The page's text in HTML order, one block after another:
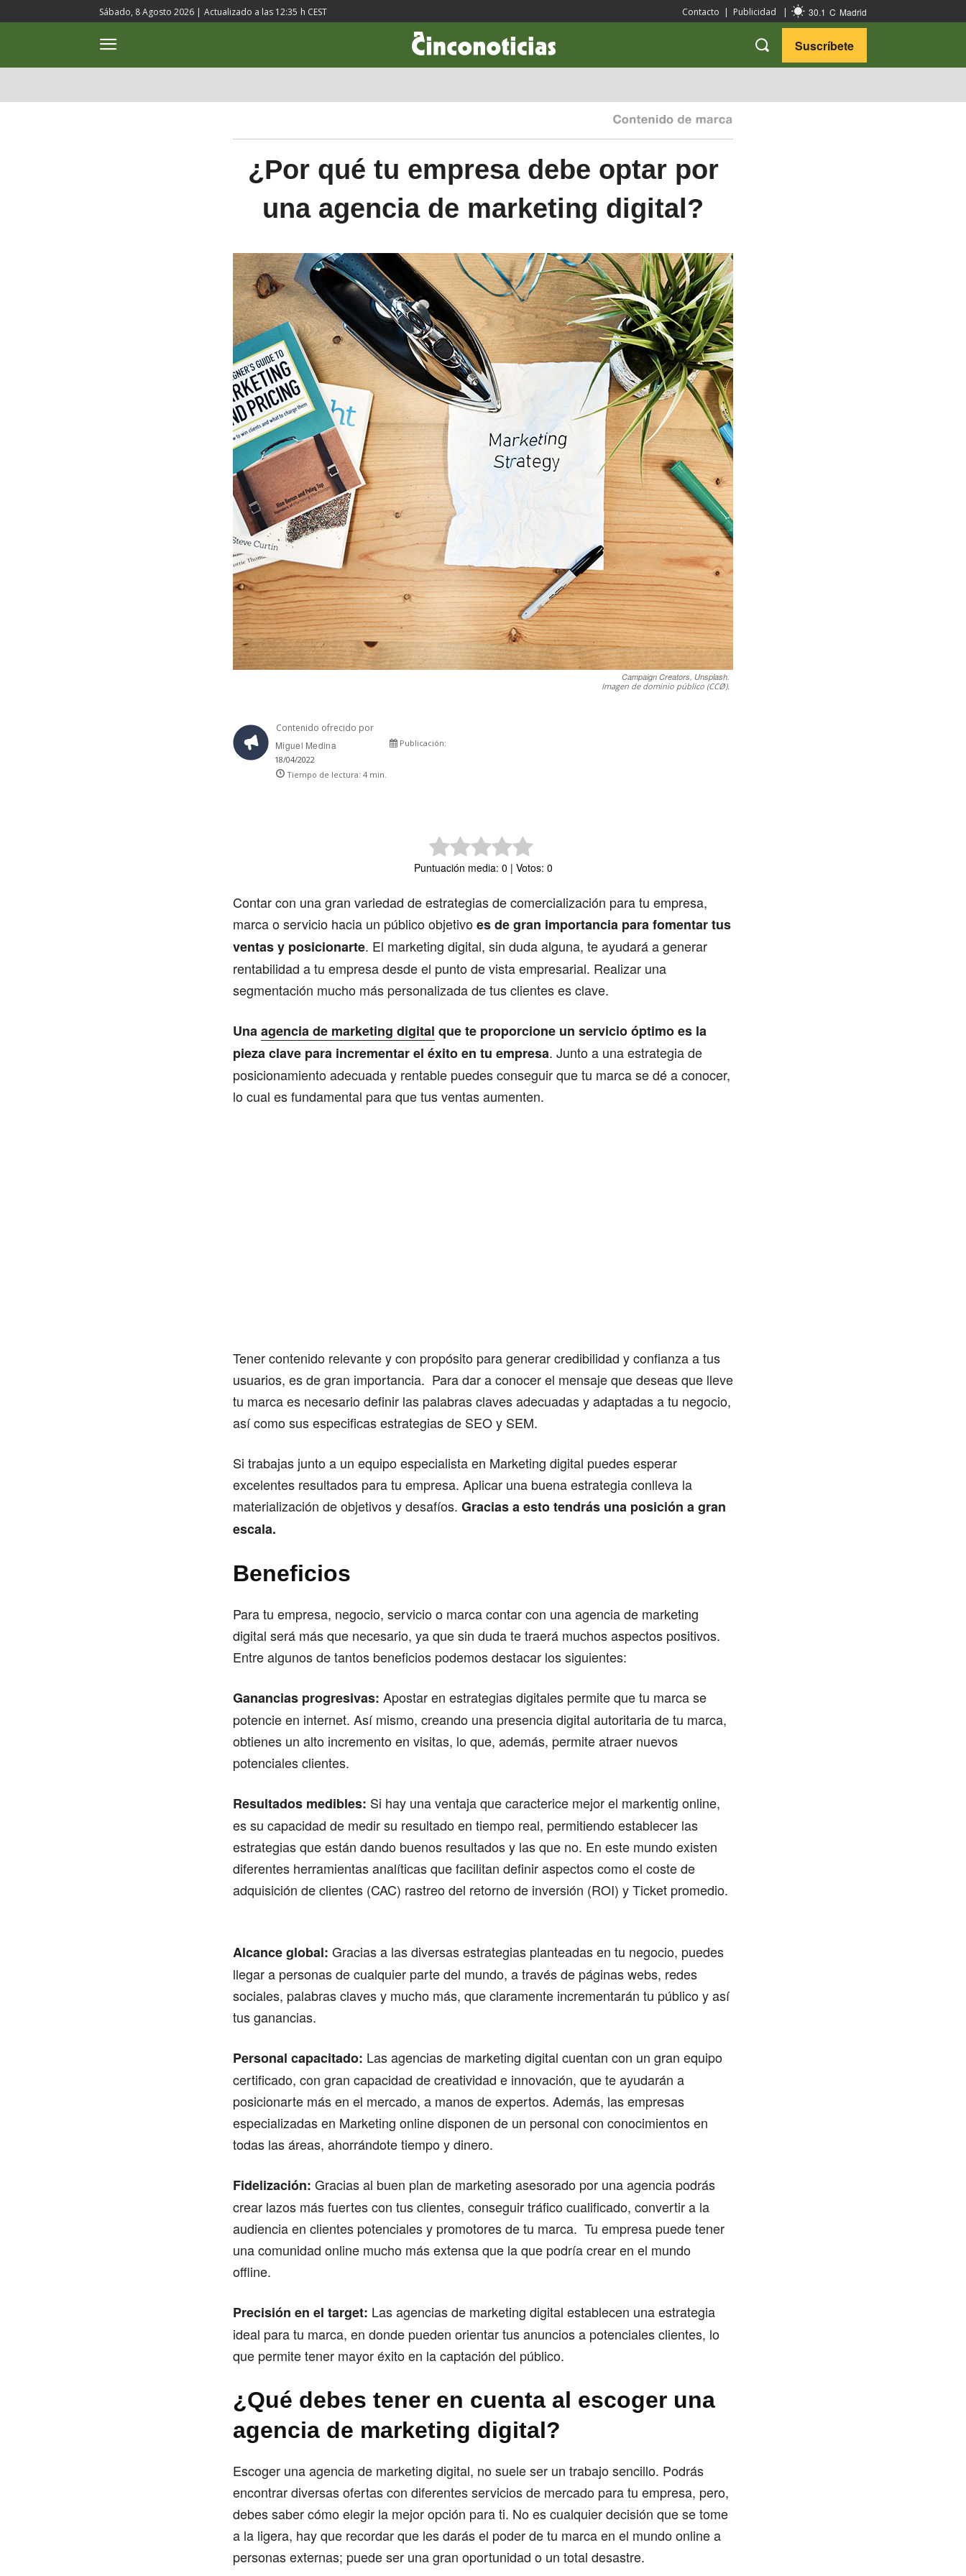
Sábado, 8 Agosto 2026 | Actualizado a las 12:35 h CEST Contacto | Publicidad | 30.1 C Madrid
Suscríbete
¿Por qué tu empresa debe optar por
una agencia de marketing digital?
Campaign Creators, Unsplash.
Imagen de dominio público (CCØ).
Contenido ofrecido por
Miguel Medina
Publicación:
18/04/2022
Tiempo de lectura: 4 min.
Puntuación media: 0 | Votos: 0
Contar con una gran variedad de estrategias de comercialización para tu empresa,
marca o servicio hacia un público objetivoes de gran importancia para fomentar tus
ventas y posicionarte. El marketing digital, sin duda alguna, te ayudará a generar
rentabilidad a tu empresa desde el punto de vista empresarial. Realizar una
segmentación mucho más personalizada de tus clientes es clave.
Unaagencia de marketing digital que te proporcione un servicio óptimo es la
pieza clave para incrementar el éxito en tu empresa. Junto a una estrategia de
posicionamiento adecuada y rentable puedes conseguir que tu marca se dé a conocer,
lo cual es fundamental para que tus ventas aumenten.
Tener contenido relevante y con propósito para generar credibilidad y confianza a tus
usuarios, es de gran importancia. Para dar a conocer el mensaje que deseas que lleve
tu marca es necesario definir las palabras claves adecuadas y adaptadas a tu negocio,
así como sus especificas estrategias de SEO y SEM.
Si trabajas junto a un equipo especialista en Marketing digital puedes esperar
excelentes resultados para tu empresa. Aplicar una buena estrategia conlleva la
materialización de objetivos y desafíos. Gracias a esto tendrás una posición a gran
escala.
Beneficios
Para tu empresa, negocio, servicio o marca contar con una agencia de marketing
digital será más que necesario, ya que sin duda te traerá muchos aspectos positivos.
Entre algunos de tantos beneficios podemos destacar los siguientes:
Ganancias progresivas: Apostar en estrategias digitales permite que tu marca se
potencie en internet. Así mismo, creando una presencia digital autoritaria de tu marca,
obtienes un alto incremento en visitas, lo que, además, permite atraer nuevos
potenciales clientes.
Resultados medibles: Si hay una ventaja que caracterice mejor el markentig online,
es su capacidad de medir su resultado en tiempo real, permitiendo establecer las
estrategias que están dando buenos resultados y las que no. En este mundo existen
diferentes herramientas analíticas que facilitan definir aspectos como el coste de
adquisición de clientes (CAC) rastreo del retorno de inversión (ROI) y Ticket promedio.
Alcance global: Gracias a las diversas estrategias planteadas en tu negocio, puedes
llegar a personas de cualquier parte del mundo, a través de páginas webs, redes
sociales, palabras claves y mucho más, que claramente incrementarán tu público y así
tus ganancias.
Personal capacitado: Las agencias de marketing digital cuentan con un gran equipo
certificado, con gran capacidad de creatividad e innovación, que te ayudarán a
posicionarte más en el mercado, a manos de expertos. Además, las empresas
especializadas en Marketing online disponen de un personal con conocimientos en
todas las áreas, ahorrándote tiempo y dinero.
Fidelización: Gracias al buen plan de marketing asesorado por una agencia podrás
crear lazos más fuertes con tus clientes, conseguir tráfico cualificado, convertir a la
audiencia en clientes potenciales y promotores de tu marca. Tu empresa puede tener
una comunidad online mucho más extensa que la que podría crear en el mundo
offline.
Precisión en el target: Las agencias de marketing digital establecen una estrategia
ideal para tu marca, en donde pueden orientar tus anuncios a potenciales clientes, lo
que permite tener mayor éxito en la captación del público.
¿Qué debes tener en cuenta al escoger una
agencia de marketing digital?
Escoger una agencia de marketing digital, no suele ser un trabajo sencillo. Podrás
encontrar diversas ofertas con diferentes servicios de mercado para tu empresa, pero,
debes saber cómo elegir la mejor opción para ti. No es cualquier decisión que se tome
a la ligera, hay que recordar que les darás el poder de tu marca en el mundo online a
personas externas; puede ser una gran oportunidad o un total desastre.